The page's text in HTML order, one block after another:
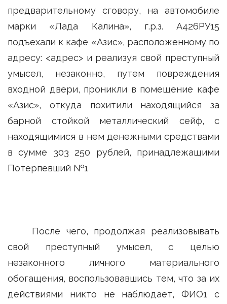
предварительному сговору, на автомобиле
марки «Лада Калина», г.р.з. А426РУ15
подъехали к кафе «Азис», расположенному по
адресу: <адрес> и реализуя свой преступный
умысел, незаконно, путем повреждения
входной двери, проникли в помещение кафе
«Азис», откуда похитили находящийся за
барной стойкой металлический сейф, с
находящимися в нем денежными средствами
в сумме 303 250 рублей, принадлежащими
Потерпевший №1
После чего, продолжая реализовывать
свой преступный умысел, с целью
незаконного личного материального
обогащения, воспользовавшись тем, что за их
действиями никто не наблюдает, ФИО1 с